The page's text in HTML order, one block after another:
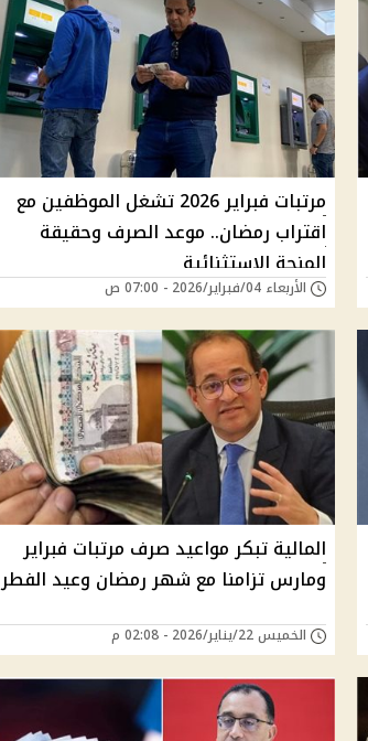
مرتبات فبراير 2026 تشغل الموظفين مع
اقتراب رمضان.. موعد الصرف وحقيقة
المنحة الاستثنائية
الأربعاء 04/فبراير/2026 - 07:00 ص
المالية تبكر مواعيد صرف مرتبات فبراير
ومارس تزامنا مع شهر رمضان وعيد الفطر
الخميس 22/يناير/2026 - 02:08 م